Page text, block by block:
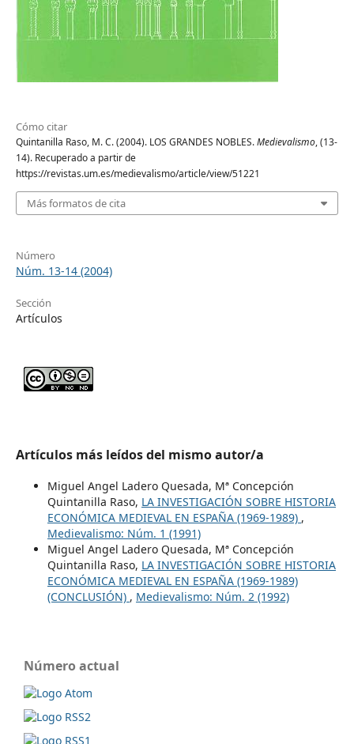
Cómo citar
Quintanilla Raso, M. C. (2004). LOS GRANDES NOBLES.Medievalismo, (13-
14). Recuperado a partir de
https://revistas.um.es/medievalismo/article/view/51221
Más formatos de cita
Número
Núm. 13-14 (2004)
Sección
Artículos
Artículos más leídos del mismo autor/a
Miguel Angel Ladero Quesada, Mª Concepción
Quintanilla Raso, LA INVESTIGACIÓN SOBRE HISTORIA
ECONÓMICA MEDIEVAL EN ESPAÑA (1969-1989) ,
Medievalismo: Núm. 1 (1991)
Miguel Angel Ladero Quesada, Mª Concepción
Quintanilla Raso, LA INVESTIGACIÓN SOBRE HISTORIA
ECONÓMICA MEDIEVAL EN ESPAÑA (1969-1989)
(CONCLUSIÓN) , Medievalismo: Núm. 2 (1992)
Número actual